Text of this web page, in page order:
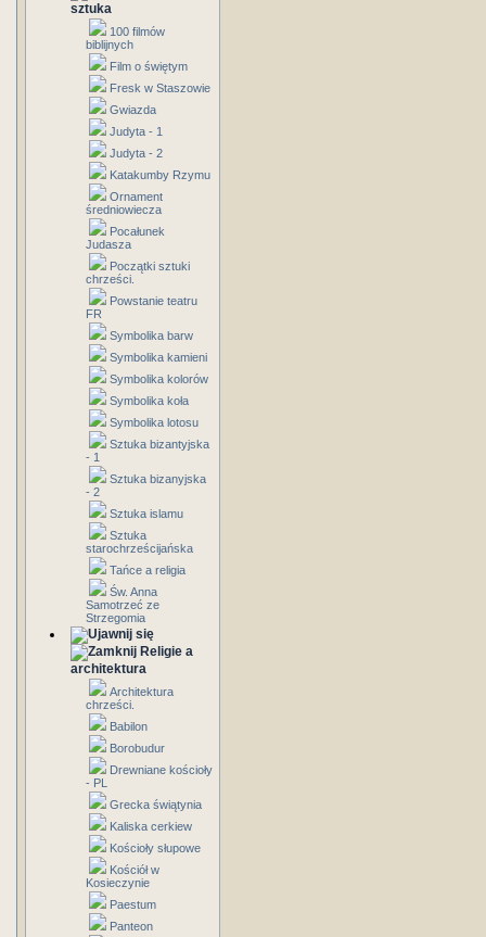
sztuka
100 filmów
biblijnych
Film o świętym
Fresk w Staszowie
Gwiazda
Judyta - 1
Judyta - 2
Katakumby Rzymu
Ornament
średniowiecza
Pocałunek
Judasza
Początki sztuki
chrześci.
Powstanie teatru
FR
Symbolika barw
Symbolika kamieni
Symbolika kolorów
Symbolika koła
Symbolika lotosu
Sztuka bizantyjska
- 1
Sztuka bizanyjska
- 2
Sztuka islamu
Sztuka
starochrześcijańska
Tańce a religia
Św. Anna
Samotrzeć ze
Strzegomia
Religie a
architektura
Architektura
chrześci.
Babilon
Borobudur
Drewniane kościoły
- PL
Grecka świątynia
Kaliska cerkiew
Kościoły słupowe
Kościół w
Kosieczynie
Paestum
Panteon